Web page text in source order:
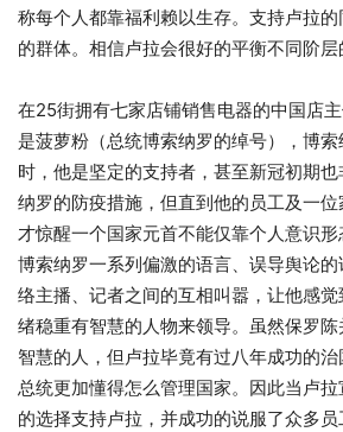
称每个人都靠福利赖以生存。支持卢拉
的群体。相信卢拉会很好的平衡不同阶层
在25街拥有七家店铺销售电器的中国店
是菠萝粉（总统博索纳罗的绰号），博
时，他是坚定的支持者，甚至新冠初期
纳罗的防疫措施，但直到他的员工及一
才惊醒一个国家元首不能仅靠个人意识
博索纳罗一系列偏激的语言、误导舆论
络主播、记者之间的互相叫嚣，让他感
绪稳重有智慧的人物来领导。虽然保罗
智慧的人，但卢拉毕竟有过八年成功的
总统更加懂得怎么管理国家。因此当卢
的选择支持卢拉，并成功的说服了众多员